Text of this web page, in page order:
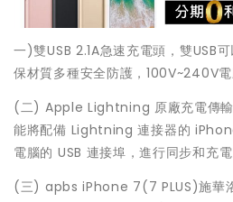
一)雙USB 2.1A急速充電頭，雙USB
保材質多種安全防護，100V~240V
(二) Apple Lightning 原廠充電傳輸
能將配備 Lightning 連接器的
電腦的 USB 連接埠，進行同步和充電
(三) apbs iPhone 7(7 PLUS)施華